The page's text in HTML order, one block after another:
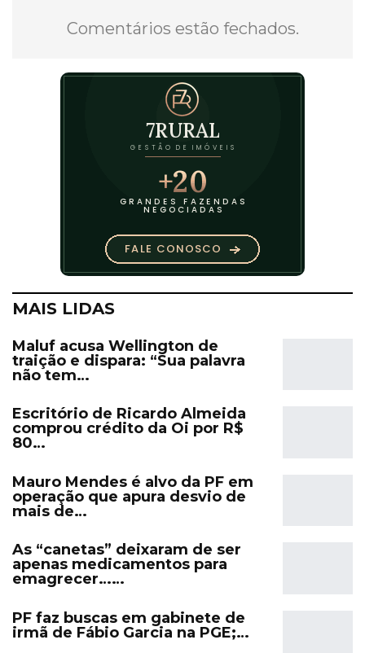
Comentários estão fechados.
MAIS LIDAS
Maluf acusa Wellington de
traição e dispara: “Sua palavra
não tem…
Escritório de Ricardo Almeida
comprou crédito da Oi por R$
80…
Mauro Mendes é alvo da PF em
operação que apura desvio de
mais de…
As “canetas” deixaram de ser
apenas medicamentos para
emagrecer……
PF faz buscas em gabinete de
irmã de Fábio Garcia na PGE;…